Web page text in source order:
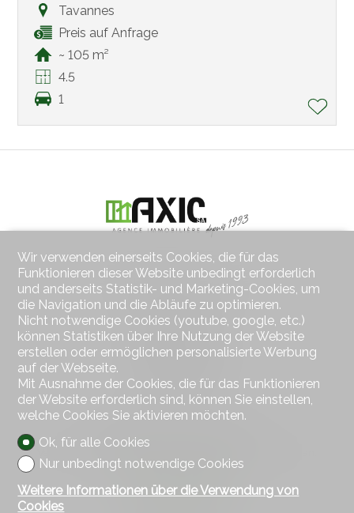
Tavannes
Preis auf Anfrage
~ 105 m²
4.5
1
Kontaktieren Sie uns
AXIC SA
Rue des Moulins 18
2800 Delémont
Tel. 032 422 64 67
Mob.
079 439 59 20
Fax 032 422 65 14
info@axic.ch
Sich anmelden
Wir verwenden einerseits Cookies, die für das
Funktionieren dieser Website unbedingt erforderlich
und anderseits Statistik- und Marketing-Cookies, um
die Navigation und die Abläufe zu optimieren.
Nicht notwendige Cookies (youtube, google, etc.)
können Statistiken über Ihre Nutzung der Website
erstellen oder ermöglichen personalisierte Werbung
auf der Webseite.
Mit Ausnahme der Cookies, die für das Funktionieren
der Website erforderlich sind, können Sie einstellen,
welche Cookies Sie aktivieren möchten.
Ok, für alle Cookies
Nur unbedingt notwendige Cookies
Weitere Informationen über die Verwendung von
Cookies